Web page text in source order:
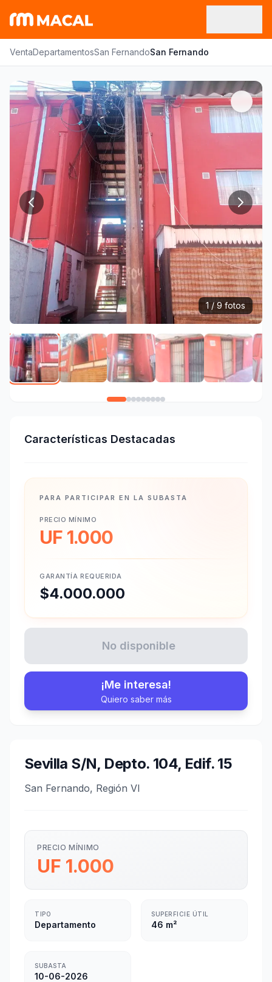
VentaDepartamentosSan FernandoSan Fernando
1 / 9 fotos
Sevilla S/N, Depto. 104, Edif. 15
San Fernando, Región VI
PRECIO MÍNIMO
UF 1.000
TIPO
Departamento
SUPERFICIE ÚTIL
46 m²
SUBASTA
10-06-2026
Características Destacadas
PARA PARTICIPAR EN LA SUBASTA
PRECIO MÍNIMO
UF 1.000
GARANTÍA REQUERIDA
$4.000.000
No disponible
¡Me interesa!
Quiero saber más